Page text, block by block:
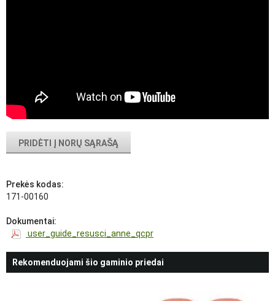
PRIDĖTI Į NORŲ SĄRAŠĄ
Prekės kodas:
171-00160
Dokumentai:
user_guide_resusci_anne_qcpr
Rekomenduojami šio gaminio priedai